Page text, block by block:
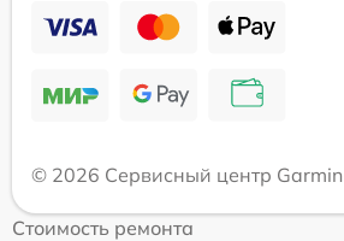
© 2026 Сервисный центр Garmin
Стоимость ремонта